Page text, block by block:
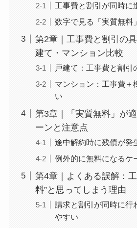
工事費と割引が同時に
数字で見る「実質無料
第2章｜工事費と割引の
建て・マンション比較
戸建て：工事費と割引
マンション：工事費＋
い
第3章｜「実質無料」が
ーンと注意点
途中解約時に残債が発
例外的に無料になるケ
第4章｜よくある誤解：
料”と思ってしまう理由
請求と割引が同時に行
やすい